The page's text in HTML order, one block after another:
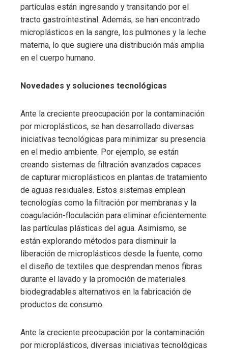
partículas están ingresando y transitando por el
tracto gastrointestinal. Además, se han encontrado
microplásticos en la sangre, los pulmones y la leche
materna, lo que sugiere una distribución más amplia
en el cuerpo humano.
Novedades y soluciones tecnológicas
Ante la creciente preocupación por la contaminación
por microplásticos, se han desarrollado diversas
iniciativas tecnológicas para minimizar su presencia
en el medio ambiente. Por ejemplo, se están
creando sistemas de filtración avanzados capaces
de capturar microplásticos en plantas de tratamiento
de aguas residuales. Estos sistemas emplean
tecnologías como la filtración por membranas y la
coagulación-floculación para eliminar eficientemente
las partículas plásticas del agua. Asimismo, se
están explorando métodos para disminuir la
liberación de microplásticos desde la fuente, como
el diseño de textiles que desprendan menos fibras
durante el lavado y la promoción de materiales
biodegradables alternativos en la fabricación de
productos de consumo.
Ante la creciente preocupación por la contaminación
por microplásticos, diversas iniciativas tecnológicas